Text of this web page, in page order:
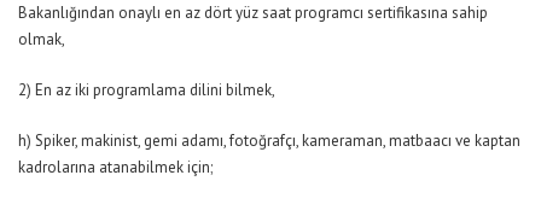
Bakanlığından onaylı en az dört yüz saat programcı sertifikasına sahip
olmak,
2) En az iki programlama dilini bilmek,
h) Spiker, makinist, gemi adamı, fotoğrafçı, kameraman, matbaacı ve kaptan
kadrolarına atanabilmek için;